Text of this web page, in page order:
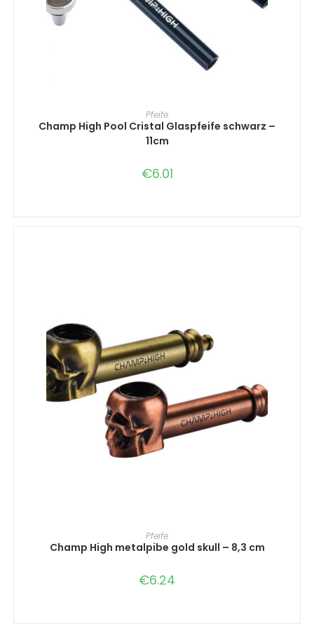
IN DEN WARENKORB
Pfeife
Champ High Pool Cristal Glaspfeife schwarz –
11cm
€6.01
IN DEN WARENKORB
Pfeife
Champ High metalpibe gold skull – 8,3 cm
€6.24